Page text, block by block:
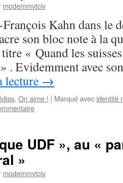
modemmvtciv
Kahn dans le
son bloc note à la
« Quand les
. Evidemment avec
lecture →
, On aime ! | Marqué avec identité
UDF », au «
»
modemmvtciv